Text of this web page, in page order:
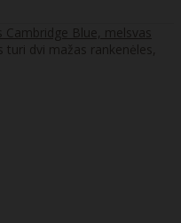
Cambridge Blue, melsvas
dvi mažas rankenėles,